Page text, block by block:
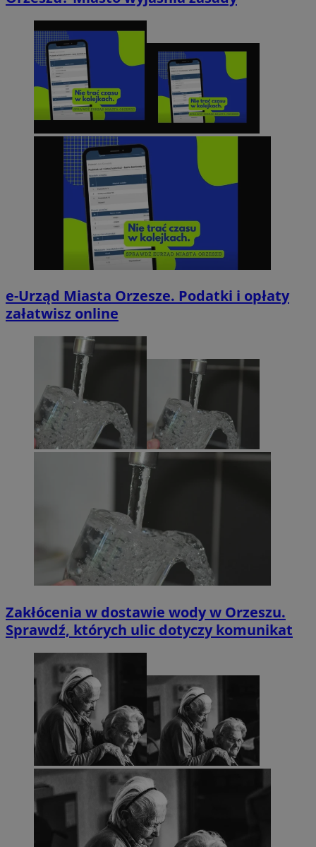
e-Urząd Miasta Orzesze. Podatki i opłaty
załatwisz online
Zakłócenia w dostawie wody w Orzeszu.
Sprawdź, których ulic dotyczy komunikat